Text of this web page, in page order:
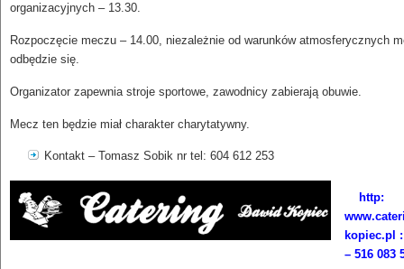
organizacyjnych – 13.30.
Rozpoczęcie meczu – 14.00, niezależnie od warunków atmosferycznych
odbędzie się.
Organizator zapewnia stroje sportowe, zawodnicy zabierają obuwie.
Mecz ten będzie miał charakter charytatywny.
Kontakt – Tomasz Sobik nr tel: 604 612 253
http:
kopiec.pl
– 516 083